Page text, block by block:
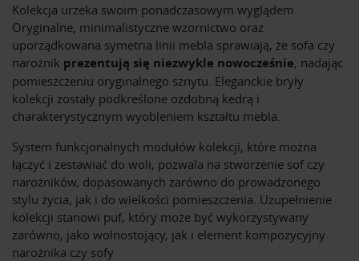
Kolekcja urzeka swoim ponadczasowym wyglądem.
Oryginalne, minimalistyczne wzornictwo oraz
uporządkowana symetria linii mebla sprawiają, że sofa czy
narożnik prezentują się niezwykle nowocześnie, nadając
pomieszczeniu oryginalnego sznytu. Eleganckie bryły
kolekcji zostały podkreślone ozdobną kedrą i
charakterystycznym wyobleniem kształtu mebla.
System funkcjonalnych modułów kolekcji, które można
łączyć i zestawiać do woli, pozwala na stworzenie sof czy
narożników, dopasowanych zarówno do prowadzonego
stylu życia, jak i do wielkości pomieszczenia. Uzupełnienie
kolekcji stanowi puf, który może być wykorzystywany
zarówno, jako wolnostojący, jak i element kompozycyjny
narożnika czy sofy